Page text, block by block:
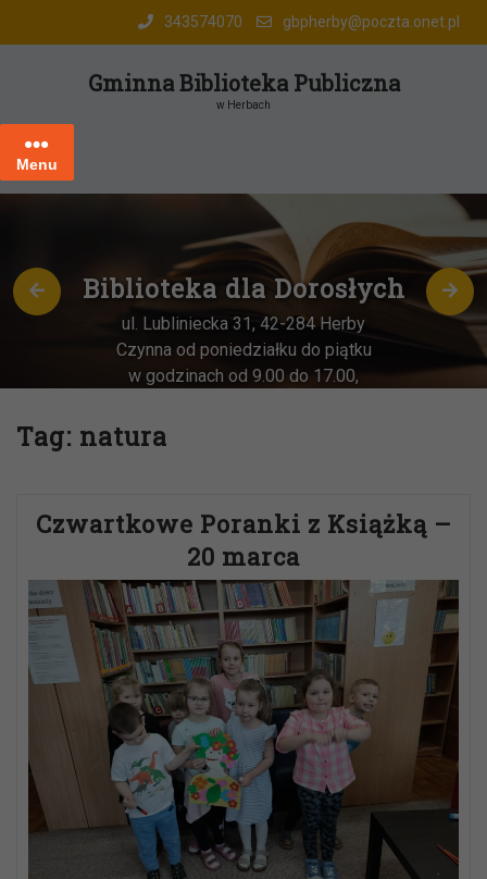
343574070 gbpherby@poczta.onet.pl
Gminna Biblioteka Publiczna
w Herbach
Menu
Biblioteka dla Dorosłych
ul. Lubliniecka 31, 42-284 Herby
Czynna od poniedziałku do piątku
w godzinach od 9.00 do 17.00,
Tag: natura
Czwartkowe Poranki z Książką –
20 marca